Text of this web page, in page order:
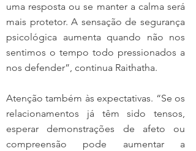
uma resposta ou se manter a calma será
mais protetor. A sensação de segurança
psicológica aumenta quando não nos
sentimos o tempo todo pressionados a
nos defender”, continua Raithatha.
Atenção também às expectativas. “Se os
relacionamentos já têm sido tensos,
esperar demonstrações de afeto ou
compreensão pode aumentar a